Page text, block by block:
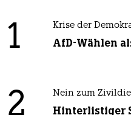
1 Krise der
AfD-Wählen
2 Nein zum
Hinterlistiger